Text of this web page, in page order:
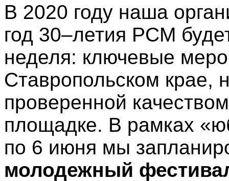
В 2020 году наша
год 30–летия РСМ
неделя: ключевые
Ставропольском крае,
проверенной
площадке. В рамках
по 6 июня мы
молодежный